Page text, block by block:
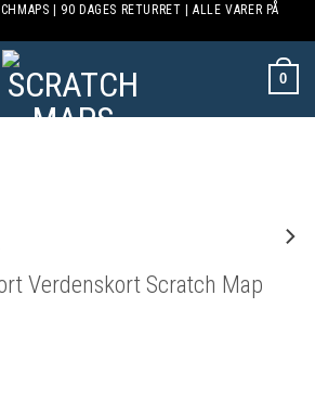
| 90 DAGES RETURRET | ALLE VARER PÅ
0
Verdenskort Scratch Map